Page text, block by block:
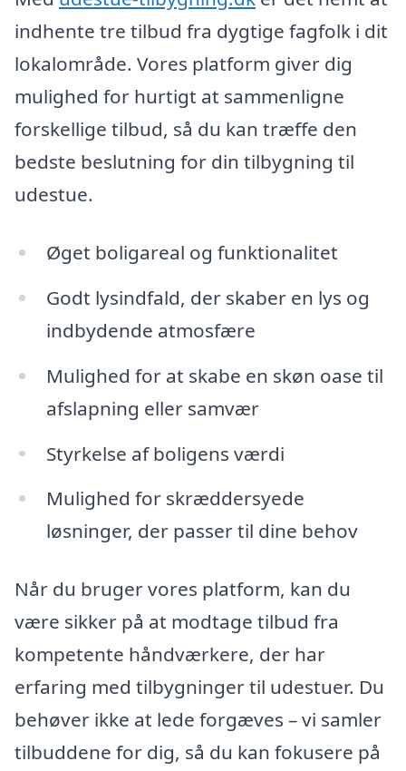
indhente tre tilbud fra dygtige fagfolk i dit
lokalområde. Vores platform giver dig
mulighed for hurtigt at sammenligne
forskellige tilbud, så du kan træffe den
bedste beslutning for din tilbygning til
udestue.
Øget boligareal og funktionalitet
Godt lysindfald, der skaber en lys og
indbydende atmosfære
Mulighed for at skabe en skøn oase til
afslapning eller samvær
Styrkelse af boligens værdi
Mulighed for skræddersyede
løsninger, der passer til dine behov
Når du bruger vores platform, kan du
være sikker på at modtage tilbud fra
kompetente håndværkere, der har
erfaring med tilbygninger til udestuer. Du
behøver ikke at lede forgæves – vi samler
tilbuddene for dig, så du kan fokusere på